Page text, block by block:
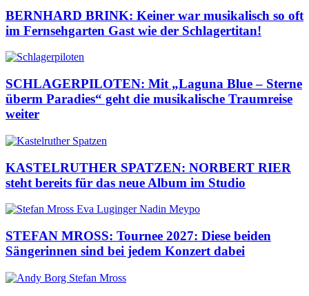
BERNHARD BRINK: Keiner war musikalisch so oft
im Fernsehgarten Gast wie der Schlagertitan!
SCHLAGERPILOTEN: Mit „Laguna Blue – Sterne
überm Paradies“ geht die musikalische Traumreise
weiter
KASTELRUTHER SPATZEN: NORBERT RIER
steht bereits für das neue Album im Studio
STEFAN MROSS: Tournee 2027: Diese beiden
Sängerinnen sind bei jedem Konzert dabei